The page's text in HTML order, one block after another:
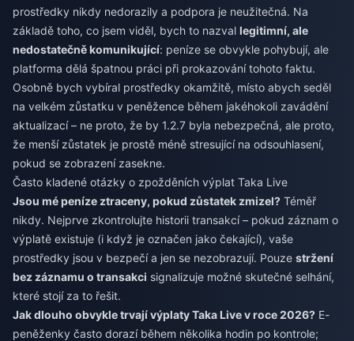
prostředky nikdy nedorazily a podpora je neužitečná. Na
základě toho, co jsem viděl, bych to nazval legitimní, ale
nedostatečně komunikující: peníze se obvykle pohybují, ale
platforma dělá špatnou práci při prokazování tohoto faktu.
Osobně bych vybíral prostředky okamžitě, místo abych seděl
na velkém zůstatku v peněžence během jakéhokoli zavádění
aktualizací – ne proto, že by 1.2.7 byla nebezpečná, ale proto,
že menší zůstatek je prostě méně stresující na odsouhlasení,
pokud se zobrazení zasekne.
Často kladené otázky o zpožděních výplat Taka Live
Jsou mé peníze ztraceny, pokud zůstatek zmizel? Téměř
nikdy. Nejprve zkontrolujte historii transakcí – pokud záznam o
výplatě existuje (i když je označen jako čekající), vaše
prostředky jsou v bezpečí a jen se nezobrazují. Pouze stržení
bez záznamu o transakci signalizuje možné skutečné selhání,
které stojí za to řešit.
Jak dlouho obvykle trvají výplaty Taka Live v roce 2026? E-
peněženky často dorazí během několika hodin po kontrole;